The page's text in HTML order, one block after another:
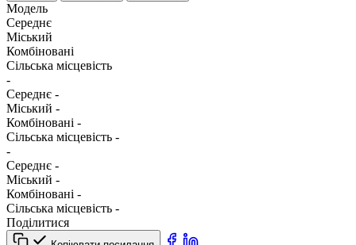
Модель
Середнє
Міський
Комбіновані
Сільська місцевість
-
Середнє -
Міський -
Комбіновані -
Сільська місцевість -
-
Середнє -
Міський -
Комбіновані -
Сільська місцевість -
Поділитися